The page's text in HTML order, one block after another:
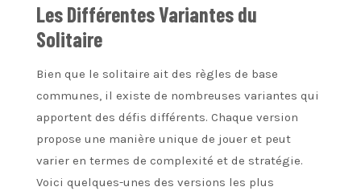
Les Différentes Variantes du
Solitaire
Bien que le solitaire ait des règles de base
communes, il existe de nombreuses variantes qui
apportent des défis différents. Chaque version
propose une manière unique de jouer et peut
varier en termes de complexité et de stratégie.
Voici quelques-unes des versions les plus